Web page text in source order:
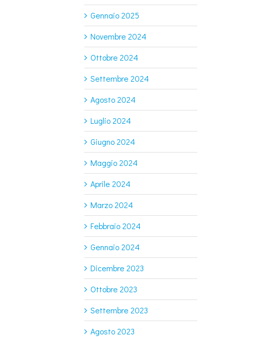
Gennaio 2025
Novembre 2024
Ottobre 2024
Settembre 2024
Agosto 2024
Luglio 2024
Giugno 2024
Maggio 2024
Aprile 2024
Marzo 2024
Febbraio 2024
Gennaio 2024
Dicembre 2023
Ottobre 2023
Settembre 2023
Agosto 2023